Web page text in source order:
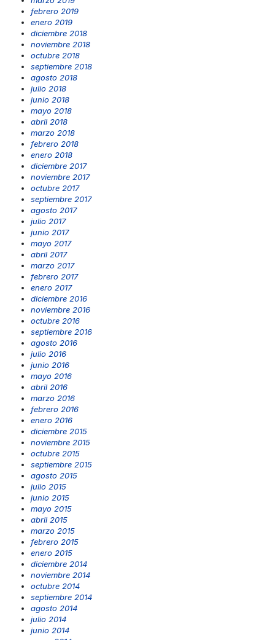
febrero 2019
enero 2019
diciembre 2018
noviembre 2018
octubre 2018
septiembre 2018
agosto 2018
julio 2018
junio 2018
mayo 2018
abril 2018
marzo 2018
febrero 2018
enero 2018
diciembre 2017
noviembre 2017
octubre 2017
septiembre 2017
agosto 2017
julio 2017
junio 2017
mayo 2017
abril 2017
marzo 2017
febrero 2017
enero 2017
diciembre 2016
noviembre 2016
octubre 2016
septiembre 2016
agosto 2016
julio 2016
junio 2016
mayo 2016
abril 2016
marzo 2016
febrero 2016
enero 2016
diciembre 2015
noviembre 2015
octubre 2015
septiembre 2015
agosto 2015
julio 2015
junio 2015
mayo 2015
abril 2015
marzo 2015
febrero 2015
enero 2015
diciembre 2014
noviembre 2014
octubre 2014
septiembre 2014
agosto 2014
julio 2014
junio 2014